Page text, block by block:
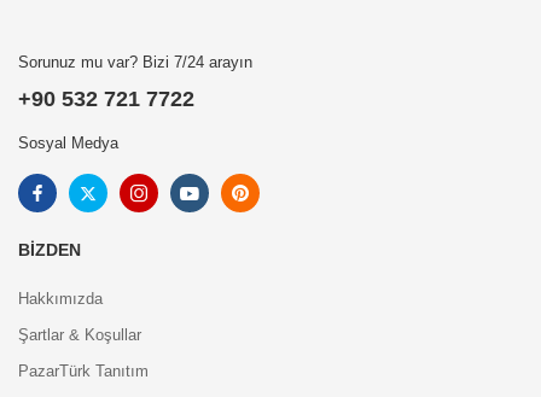
Sorunuz mu var? Bizi 7/24 arayın
+90 532 721 7722
Sosyal Medya
BIZDEN
Hakkımızda
Şartlar & Koşullar
PazarTürk Tanıtım